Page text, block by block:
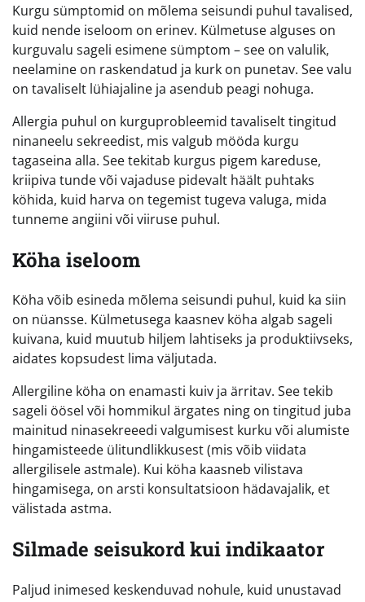
Kurgu sümptomid on mõlema seisundi puhul tavalised,
kuid nende iseloom on erinev. Külmetuse alguses on
kurguvalu sageli esimene sümptom – see on valulik,
neelamine on raskendatud ja kurk on punetav. See valu
on tavaliselt lühiajaline ja asendub peagi nohuga.
Allergia puhul on kurguprobleemid tavaliselt tingitud
ninaneelu sekreedist, mis valgub mööda kurgu
tagaseina alla. See tekitab kurgus pigem kareduse,
kriipiva tunde või vajaduse pidevalt häält puhtaks
köhida, kuid harva on tegemist tugeva valuga, mida
tunneme angiini või viiruse puhul.
Köha iseloom
Köha võib esineda mõlema seisundi puhul, kuid ka siin
on nüansse. Külmetusega kaasnev köha algab sageli
kuivana, kuid muutub hiljem lahtiseks ja produktiivseks,
aidates kopsudest lima väljutada.
Allergiline köha on enamasti kuiv ja ärritav. See tekib
sageli öösel või hommikul ärgates ning on tingitud juba
mainitud ninasekreeedi valgumisest kurku või alumiste
hingamisteede ülitundlikkusest (mis võib viidata
allergilisele astmale). Kui köha kaasneb vilistava
hingamisega, on arsti konsultatsioon hädavajalik, et
välistada astma.
Silmade seisukord kui indikaator
Paljud inimesed keskenduvad nohule, kuid unustavad